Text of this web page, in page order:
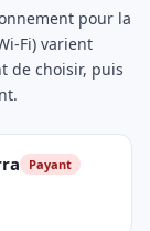
pour la
Fi) varient
de choisir, puis
Payant